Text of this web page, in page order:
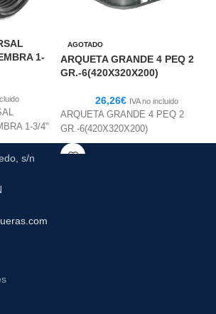
1-
1-3/4"
AGOTADO
ARQUETA GRANDE 4 PEQ 2
GR.-6(420X320X200)
26,26€ IVA no incluido
ARQUETA GRANDE 4 PEQ 2
GR.-6(420X320X200)
s/n